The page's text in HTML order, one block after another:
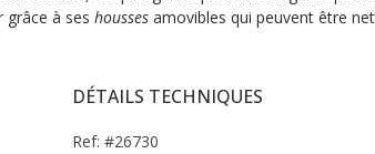
grâce à ses housses amovibles qui peuvent être
DÉTAILS TECHNIQUES
Ref: #26730